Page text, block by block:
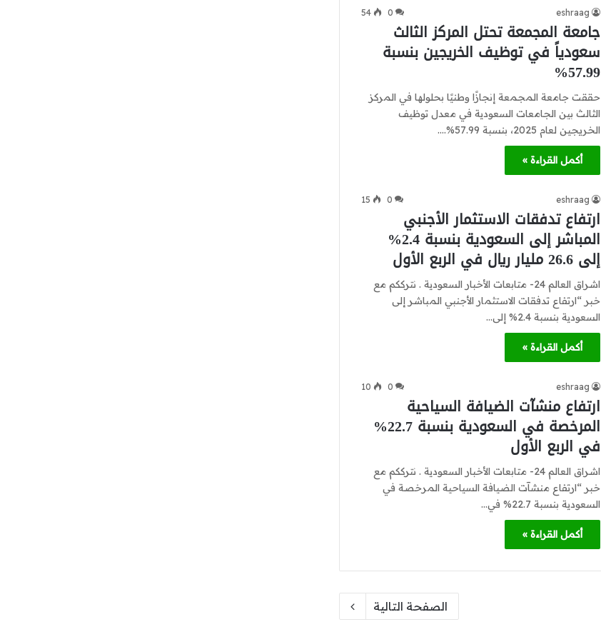
eshraag
0
54
جامعة المجمعة تحتل المركز الثالث
سعودياً في توظيف الخريجين بنسبة
57.99%
حققت جامعة المجمعة إنجازًا وطنيًا بحلولها في المركز
الثالث بين الجامعات السعودية في معدل توظيف
الخريجين لعام 2025، بنسبة 57.99%.…
أكمل القراءة »
eshraag
0
15
ارتفاع تدفقات الاستثمار الأجنبي
المباشر إلى السعودية بنسبة 2.4%
إلى 26.6 مليار ريال في الربع الأول
اشراق العالم 24- متابعات الأخبار السعودية . نترككم مع
خبر “ارتفاع تدفقات الاستثمار الأجنبي المباشر إلى
السعودية بنسبة 2.4% إلى…
أكمل القراءة »
eshraag
0
10
ارتفاع منشآت الضيافة السياحية
المرخصة في السعودية بنسبة 22.7%
في الربع الأول
اشراق العالم 24- متابعات الأخبار السعودية . نترككم مع
خبر “ارتفاع منشآت الضيافة السياحية المرخصة في
السعودية بنسبة 22.7% في…
أكمل القراءة »
الصفحة التالية